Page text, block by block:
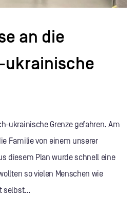
an die
ukrainische Grenze gefahren. Am
Familie von einem unserer
diesem Plan wurde schnell eine
so vielen Menschen wie
selbst...